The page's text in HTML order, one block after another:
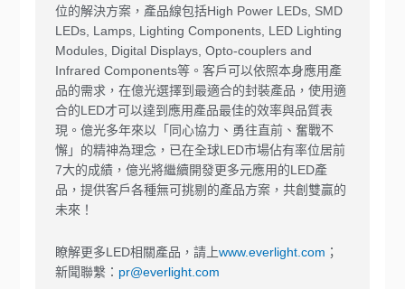
位的解決方案，產品線包括High Power LEDs, SMD
LEDs, Lamps, Lighting Components, LED Lighting
Modules, Digital Displays, Opto-couplers and
Infrared Components等。客戶可以依照本身應用產
品的需求，在億光選擇到最適合的封裝產品，使用適
合的LED才可以達到應用產品最佳的效率與品質表
現。億光多年來以「同心協力、勇往直前、奮戰不
懈」的精神為理念，已在全球LED市場佔有率位居前
7大的成績，億光將繼續開發更多元應用的LED產
品，提供客戶各種無可挑剔的產品方案，共創雙贏的
未來！
瞭解更多LED相關產品，請上www.everlight.com ；
新聞聯繫： pr@everlight.com